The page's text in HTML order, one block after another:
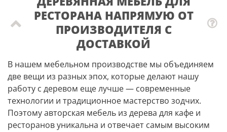
РЕСТОРАНА НАПРЯМУЮ ОТ
ПРОИЗВОДИТЕЛЯ С
ДОСТАВКОЙ
В нашем мебельном производстве мы объединяем
две вещи из разных эпох, которые делают нашу
работу с деревом еще лучше — современные
технологии и традиционное мастерство зодчих.
Поэтому авторская мебель из дерева для кафе и
ресторанов уникальна и отвечает самым высоким